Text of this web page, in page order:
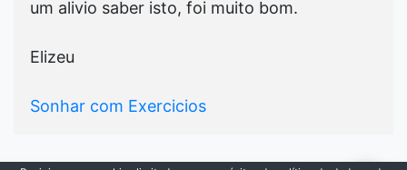
um alivio saber isto, foi muito bom.
Elizeu
Sonhar com Exercicios